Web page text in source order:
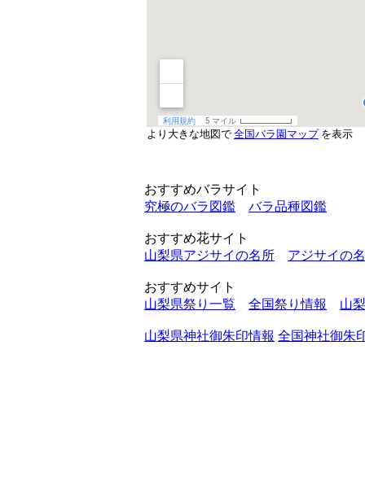
より大きな地図で 全国バラ園マップを表示
おすすめバラサイト
究極のバラ図鑑
バラ品種図鑑
おすすめ花サイト
山梨県アジサイの名所
アジサイの
おすすめサイト
山梨県祭り一覧
全国祭り情報 山
山梨県神社御朱印情報 全国神社御朱